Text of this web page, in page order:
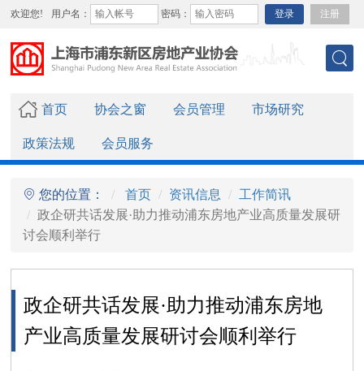
欢迎您! 用户名： 密码： 登录 注册
首页 协会之窗 会员管理 市场研究
政策法规 会员服务
您的位置： 首页 资讯信息
工作简讯
政企研共话发展·助力推动浦东房地产业高质量发展研
讨会顺利举行
政企研共话发展·助力推动浦东房地
产业高质量发展研讨会顺利举行